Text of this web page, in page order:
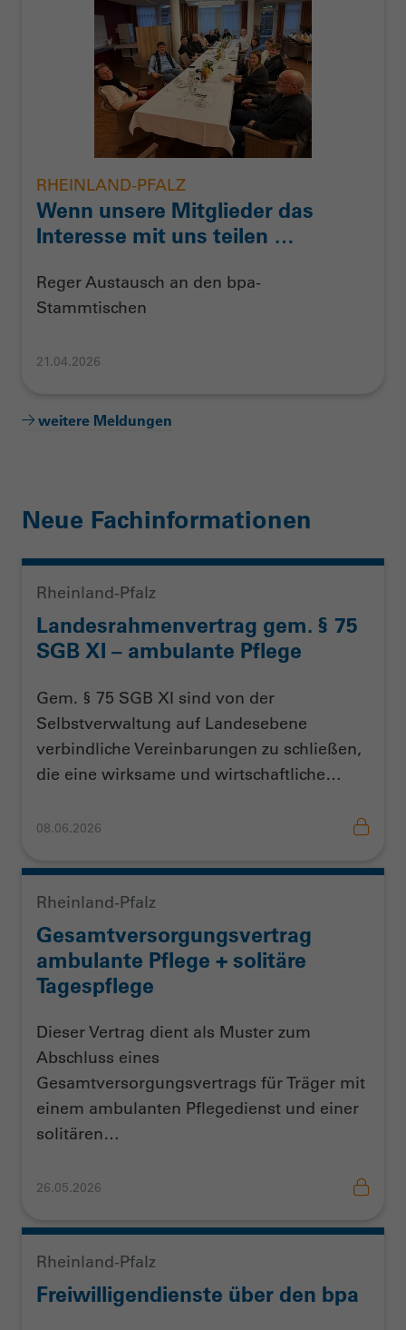
RHEINLAND-PFALZ
Wenn unsere Mitglieder das
Interesse mit uns teilen …
Reger Austausch an den bpa-
Stammtischen
21.04.2026
weitere Meldungen
Neue Fachinformationen
Rheinland-Pfalz
Landesrahmenvertrag gem. § 75
SGB XI – ambulante Pflege
Gem. § 75 SGB XI sind von der
Selbstverwaltung auf Landesebene
verbindliche Vereinbarungen zu schließen,
die eine wirksame und wirtschaftliche…
08.06.2026
Rheinland-Pfalz
Gesamtversorgungsvertrag
ambulante Pflege + solitäre
Tagespflege
Dieser Vertrag dient als Muster zum
Abschluss eines
Gesamtversorgungsvertrags für Träger mit
einem ambulanten Pflegedienst und einer
solitären…
26.05.2026
Rheinland-Pfalz
Freiwilligendienste über den bpa